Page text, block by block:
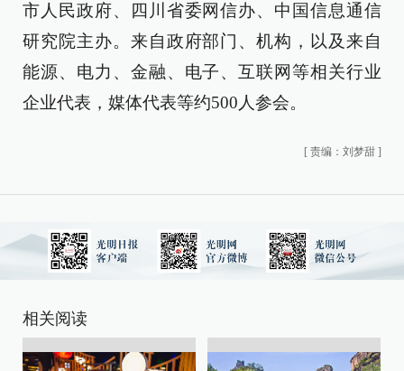
市人民政府、四川省委网信办、中国信息通信
研究院主办。来自政府部门、机构，以及来自
能源、电力、金融、电子、互联网等相关行业
企业代表，媒体代表等约500人参会。
[ 责编：刘梦甜 ]
相关阅读